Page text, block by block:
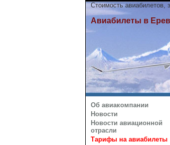
Стоимость авиабилетов,
Авиабилеты в
Об авиакомпании
Новости
Новости авиационной
отрасли
Тарифы на авиабилеты